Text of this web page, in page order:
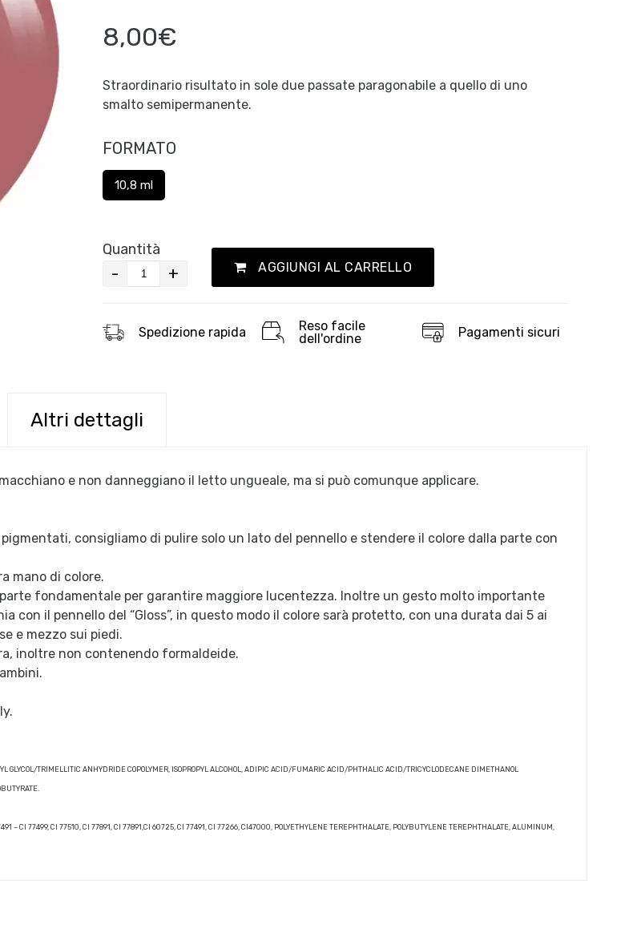
8,00€
Straordinario risultato in sole due passate paragonabile a quello di uno
smalto semipermanente.
FORMATO
10,8 ml
Quantità
- + AGGIUNGI AL CARRELLO
Spedizione rapida
Reso facile
dell'ordine
Pagamenti sicuri
Altri dettagli
e non danneggiano il letto ungueale, ma si può comunque applicare.
consigliamo di pulire solo un lato del pennello e stendere il colore dalla parte con
mano di colore.
parte fondamentale per garantire maggiore lucentezza. Inoltre un gesto molto importante
con il pennello del “Gloss”, in questo modo il colore sarà protetto, con una durata dai 5 ai
e mezzo sui piedi.
inoltre non contenendo formaldeide.
GLYCOL/TRIMELLITIC ANHYDRIDE COPOLYMER, ISOPROPYL ALCOHOL, ADIPIC ACID/FUMARIC ACID/PHTHALIC ACID/TRICYCLODECANE DIMETHANOL
– CI 77499, CI 77510, CI 77891, CI 77891,CI 60725, CI 77491, CI 77266, CI47000, POLYETHYLENE TEREPHTHALATE, POLYBUTYLENE TEREPHTHALATE, ALUMINUM,